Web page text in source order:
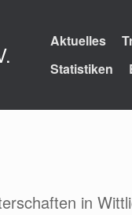
Aktuelles
Statistiken
in